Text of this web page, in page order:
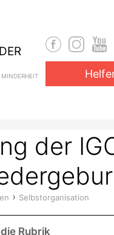
MINDERHEIT
der
› Selbstorganisation
Rubrik